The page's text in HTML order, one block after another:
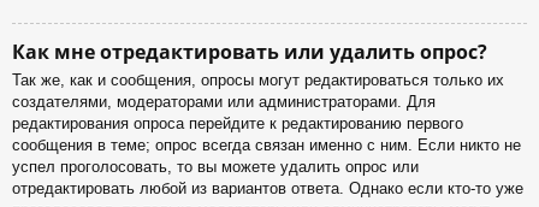
Как мне отредактировать или удалить опрос?
Так же, как и сообщения, опросы могут редактироваться только их
создателями, модераторами или администраторами. Для
редактирования опроса перейдите к редактированию первого
сообщения в теме; опрос всегда связан именно с ним. Если никто не
успел проголосовать, то вы можете удалить опрос или
отредактировать любой из вариантов ответа. Однако если кто-то уже